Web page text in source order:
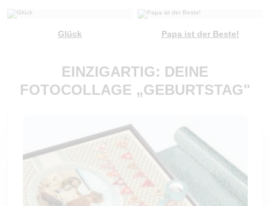
Glück Papa ist der Beste!
EINZIGARTIG: DEINE
FOTOCOLLAGE „GEBURTSTAG"